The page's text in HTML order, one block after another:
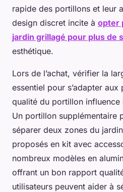
rapide des portillons et leur
design discret incite à opter
jardin grillagé pour plus de
esthétique.
Lors de l’achat, vérifier la
essentiel pour s’adapter
qualité du portillon
Un portillon supplémentaire
séparer deux zones du
proposés en kit avec
nombreux modèles en
offrant un bon rapport
utilisateurs peuvent aider à